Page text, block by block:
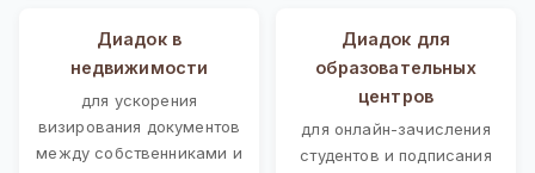
Диадок в
недвижимости
для ускорения
визирования документов
между собственниками и
Диадок для
образовательных
центров
для онлайн-зачисления
студентов и подписания